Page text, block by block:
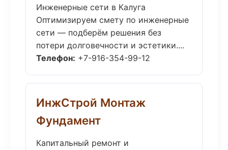
Инженерные сети в Калуга
Оптимизируем смету по инженерные
сети — подберём решения без
потери долговечности и эстетики....
Телефон: +7-916-354-99-12
ИнжСтрой Монтаж
Фундамент
Капитальный ремонт и